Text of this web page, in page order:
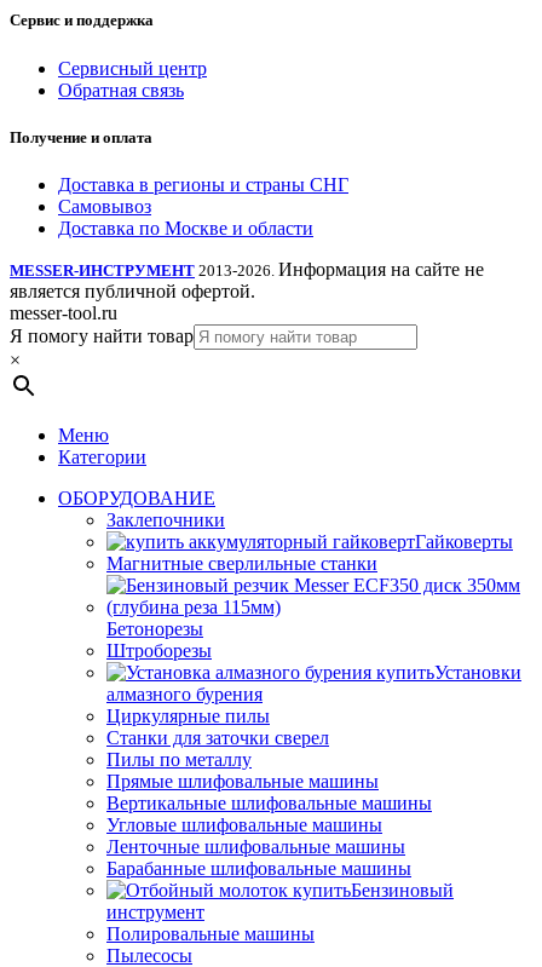
Сервис и поддержка
Сервисный центр
Обратная связь
Получение и оплата
Доставка в регионы и страны СНГ
Самовывоз
Доставка по Москве и области
MESSER-ИНСТРУМЕНТ 2013-2026. Информация на сайте не
является публичной офертой.
messer-tool.ru
Я помогу найти товар
×
Меню
Категории
ОБОРУДОВАНИЕ
Заклепочники
Гайковерты
Магнитные сверлильные станки
Бетонорезы
Штроборезы
Установки
алмазного бурения
Циркулярные пилы
Станки для заточки сверел
Пилы по металлу
Прямые шлифовальные машины
Вертикальные шлифовальные машины
Угловые шлифовальные машины
Ленточные шлифовальные машины
Барабанные шлифовальные машины
Бензиновый
инструмент
Полировальные машины
Пылесосы